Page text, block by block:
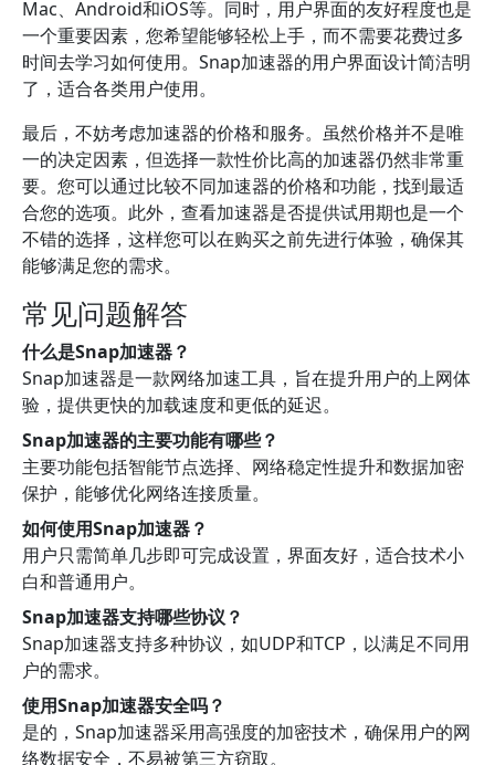
Mac、Android和iOS等。同时，用户界面的友好程度也是
一个重要因素，您希望能够轻松上手，而不需要花费过多
时间去学习如何使用。Snap加速器的用户界面设计简洁明
了，适合各类用户使用。
最后，不妨考虑加速器的价格和服务。虽然价格并不是唯
一的决定因素，但选择一款性价比高的加速器仍然非常重
要。您可以通过比较不同加速器的价格和功能，找到最适
合您的选项。此外，查看加速器是否提供试用期也是一个
不错的选择，这样您可以在购买之前先进行体验，确保其
能够满足您的需求。
常见问题解答
什么是Snap加速器？
Snap加速器是一款网络加速工具，旨在提升用户的上网体
验，提供更快的加载速度和更低的延迟。
Snap加速器的主要功能有哪些？
主要功能包括智能节点选择、网络稳定性提升和数据加密
保护，能够优化网络连接质量。
如何使用Snap加速器？
用户只需简单几步即可完成设置，界面友好，适合技术小
白和普通用户。
Snap加速器支持哪些协议？
Snap加速器支持多种协议，如UDP和TCP，以满足不同用
户的需求。
使用Snap加速器安全吗？
是的，Snap加速器采用高强度的加密技术，确保用户的网
络数据安全，不易被第三方窃取。